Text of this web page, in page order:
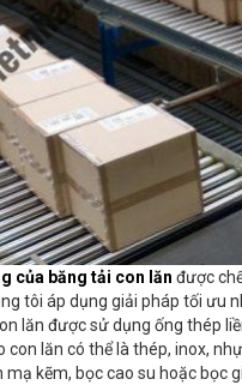
của băng tải con lăn được
tôi áp dụng giải pháp tối ưu
lăn được sử dụng ống thép
con lăn có thể là thép, inox,
mạ kẽm, bọc cao su hoặc bọc